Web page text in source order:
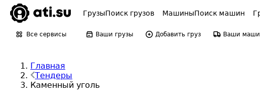
ГрузыПоиск грузов МашиныПоиск машин
Все сервисы Ваши грузы Добавить груз Ваши
Главная
Тендеры
Каменный уголь